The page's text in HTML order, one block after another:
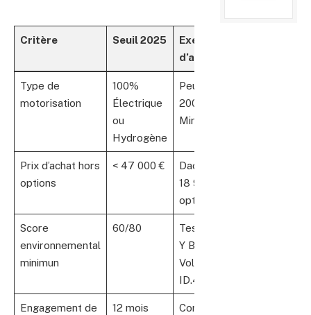
Critère Seuil 2025
Exemple
d’application
Type de
motorisation
100%
Électrique
ou
Hydrogène
Peugeot e-
2008, Toyota
Mirai
Prix d’achat hors
options
< 47 000 €
Dacia Spring à
18 990 € +
options
Score
environnemental
minimun
60/80
Tesla Model
Y Berlin,
Volkswagen
ID.4
Engagement de
12 mois
Conservation